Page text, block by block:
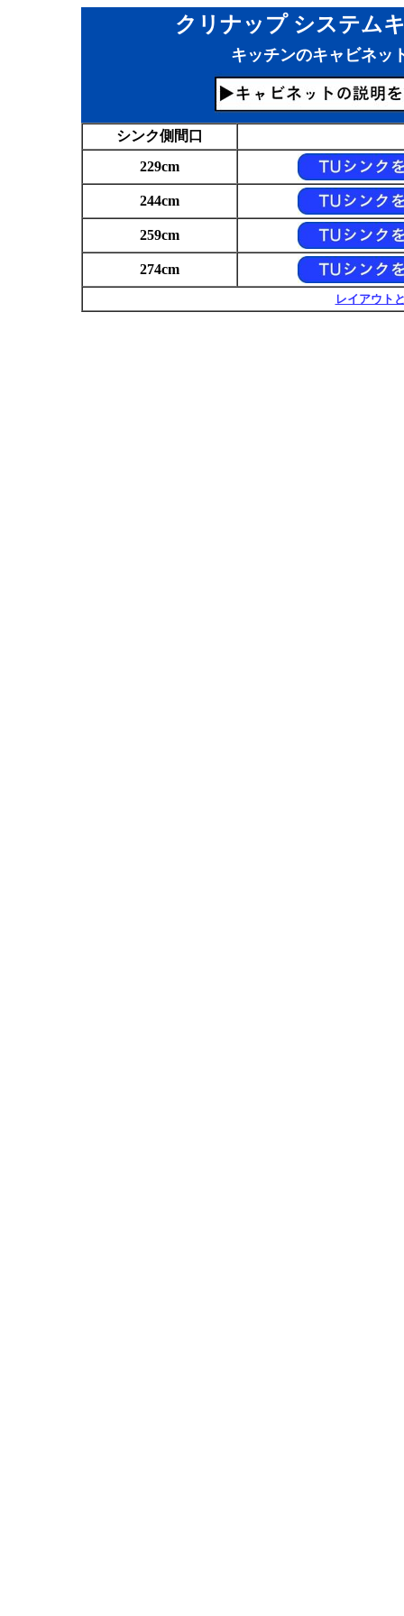
クリナップ システム
キッチンのキャビネッ
シンク側間口
229cm
244cm
259cm
274cm
レイアウト